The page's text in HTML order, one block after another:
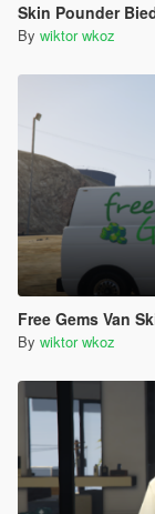
Skin Pounder
By wiktor wkoz
Free Gems Van
By wiktor wkoz